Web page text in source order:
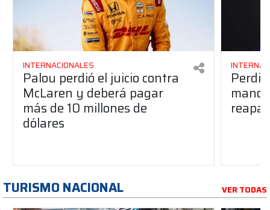
INTERNACIONALES
Palou perdió el juicio contra
McLaren y deberá pagar
más de 10 millones de
dólares
TURISMO NACIONAL VER TODAS